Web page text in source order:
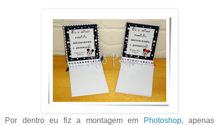
Por dentro eu fiz a montagem em Photoshop, apenas